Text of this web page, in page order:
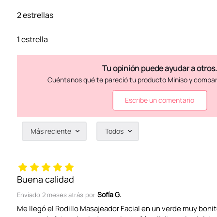
2 estrellas
1 estrella
Escribe un comentario
Agregar comentario
Califica el producto de 1 a 5 estrellas
Más reciente Todos
Buena calidad
Enviado 2 meses atrás por Sofía G.
Me llegó el Rodillo Masajeador Facial en un verde muy